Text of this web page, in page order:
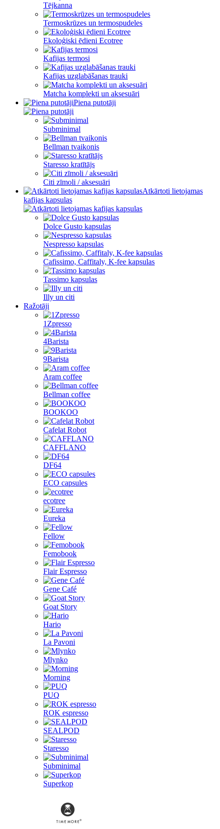
Tējkanna
Termoskrūzes un termospudeles
Ekoloģiski ēdieni Ecotree
Kafijas termosi
Kafijas uzglabāšanas trauki
Matcha komplekti un aksesuāri
Piena putotāji
Subminimal
Bellman tvaikonis
Staresso kratītājs
Citi zīmoli / aksesuāri
Atkārtoti lietojamas
kafijas kapsulas
Dolce Gusto kapsulas
Nespresso kapsulas
Cafissimo, Caffitaly, K-fee kapsulas
Tassimo kapsulas
Illy un citi
Ražotāji
1Zpresso
4Barista
9Barista
Aram coffee
Bellman coffee
BOOKOO
Cafelat Robot
CAFFLANO
DF64
ECO capsules
ecotree
Eureka
Fellow
Femobook
Flair Espresso
Gene Café
Goat Story
Hario
La Pavoni
Mlynko
Morning
PUQ
ROK espresso
SEALPOD
Staresso
Subminimal
Superkop